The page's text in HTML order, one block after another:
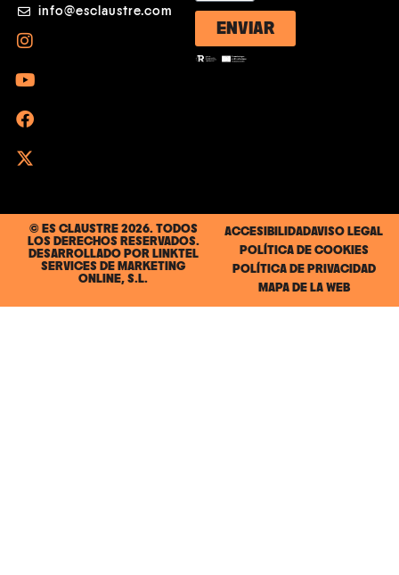
info@esclaustre.com
ENVIAR
© ES CLAUSTRE 2026. TODOS
LOS DERECHOS RESERVADOS.
DESARROLLADO POR LINKTEL
SERVICES DE MARKETING
ONLINE, S.L.
ACCESIBILIDADAVISO LEGAL
POLÍTICA DE COOKIES
POLÍTICA DE PRIVACIDAD
MAPA DE LA WEB